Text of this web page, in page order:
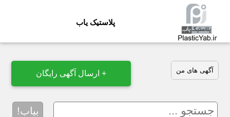
پلاستیک یاب
آگهی های من + ارسال آگهی رایگان
بیاب!